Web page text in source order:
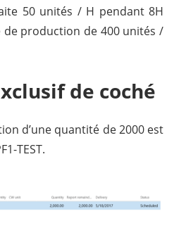
50 unités / H pendant 8H
de production de 400 unités /
de coché
d’une quantité de 2000 est
TEST.